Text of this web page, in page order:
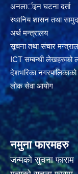
अनलार्इन घटना दर्ता
स्थानिय शासन तथा
अर्थ मन्त्रालय
सूचना तथा संचार
ICT सम्बन्धी लेखहरुको
देशभरिका
लोक सेवा आयोग
नमुना फारमहरु
जन्मको सुचना फाराम